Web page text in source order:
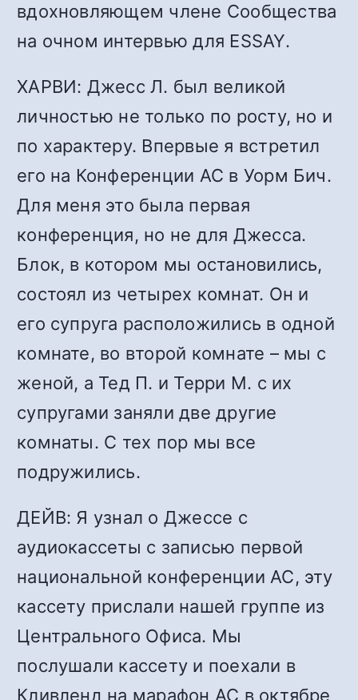
вдохновляющем члене Сообщества
на очном интервью для ESSAY.
ХАРВИ: Джесс Л. был великой
личностью не только по росту, но и
по характеру. Впервые я встретил
его на Конференции АС в Уорм Бич.
Для меня это была первая
конференция, но не для Джесса.
Блок, в котором мы остановились,
состоял из четырех комнат. Он и
его супруга расположились в одной
комнате, во второй комнате – мы с
женой, а Тед П. и Терри М. с их
супругами заняли две другие
комнаты. С тех пор мы все
подружились.
ДЕЙВ: Я узнал о Джессе с
аудиокассеты с записью первой
национальной конференции АС, эту
кассету прислали нашей группе из
Центрального Офиса. Мы
послушали кассету и поехали в
Кливленд на марафон АС в октябре